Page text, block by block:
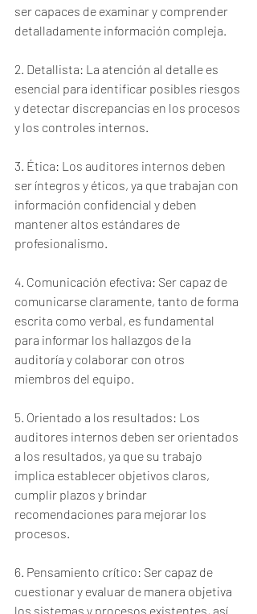
ser capaces de examinar y comprender
detalladamente información compleja.
2. Detallista: La atención al detalle es
esencial para identificar posibles riesgos
y detectar discrepancias en los procesos
y los controles internos.
3. Ética: Los auditores internos deben
ser íntegros y éticos, ya que trabajan con
información confidencial y deben
mantener altos estándares de
profesionalismo.
4. Comunicación efectiva: Ser capaz de
comunicarse claramente, tanto de forma
escrita como verbal, es fundamental
para informar los hallazgos de la
auditoría y colaborar con otros
miembros del equipo.
5. Orientado a los resultados: Los
auditores internos deben ser orientados
a los resultados, ya que su trabajo
implica establecer objetivos claros,
cumplir plazos y brindar
recomendaciones para mejorar los
procesos.
6. Pensamiento crítico: Ser capaz de
cuestionar y evaluar de manera objetiva
los sistemas y procesos existentes, así